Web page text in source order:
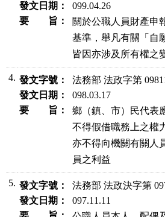
發文日期：
099.04.26
要 旨：
關於公職人員財產申
基準，舉凡有關「自
皆因亦涉及所有權之
4. 發文字號：
法務部 法政字第
發文日期：
098.03.17
要 旨：
鄉（鎮、市）民代表
不得假借職務上之權
亦不得向機關有關人
員之利益
5. 發文字號：
法務部 法政決字第
發文日期：
097.11.11